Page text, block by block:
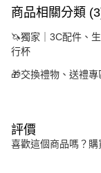
商品相關分類
🦄獨家｜3C配件、
行杯
🎁交換禮物、送禮專
評價
喜歡這個商品嗎？